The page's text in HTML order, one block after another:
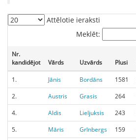
Attēlotie ieraksti
Meklēt:
Nr.
kandidējot
Vārds Uzvārds Plusi
1. Jānis Bordāns 1581
2.
Austris Grasis 264
4.
Aldis Lieljuksis 243
5.
Māris Grīnbergs 159